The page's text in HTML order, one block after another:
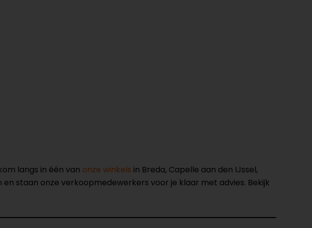
langs in één van onze winkels in Breda, Capelle aan den IJssel,
staan onze verkoopmedewerkers voor je klaar met advies. Bekijk